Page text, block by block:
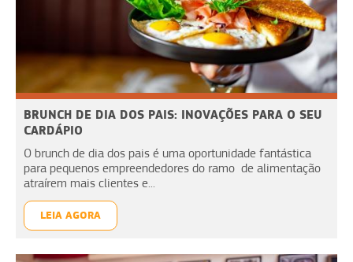
BRUNCH DE DIA DOS PAIS: INOVAÇÕES PARA O SEU
CARDÁPIO
O brunch de dia dos pais é uma oportunidade fantástica
para pequenos empreendedores do ramo de alimentação
atraírem mais clientes e...
LEIA AGORA